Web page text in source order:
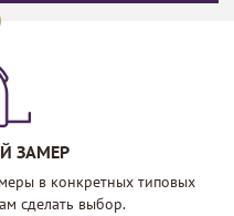
ЗАМЕР
в конкретных типовых
сделать выбор.